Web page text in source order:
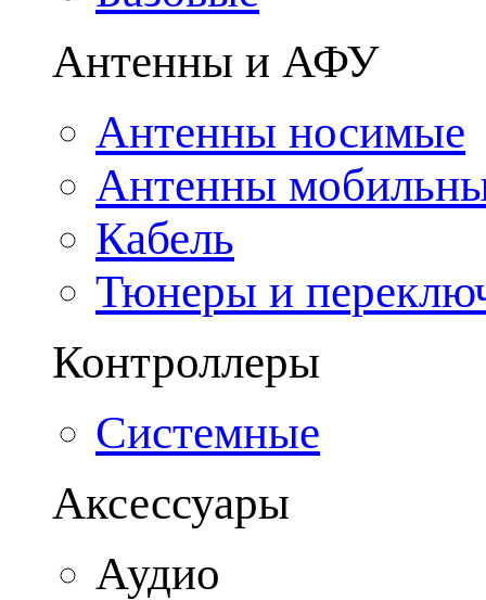
Антенны и АФУ
Антенны носимые
Антенны
Кабель
Тюнеры и
Контроллеры
Системные
Аксессуары
Аудио